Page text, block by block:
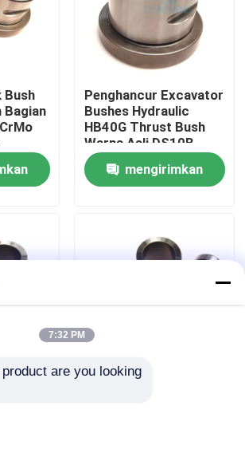
Bush
Bagian
Penghancur Excavator
Bushes Hydraulic
HB40G Thrust Bush
Warna Asli DS10B
mengirimkan
Depan
42CrMo 40CrMo
7:32 PM
are you looking